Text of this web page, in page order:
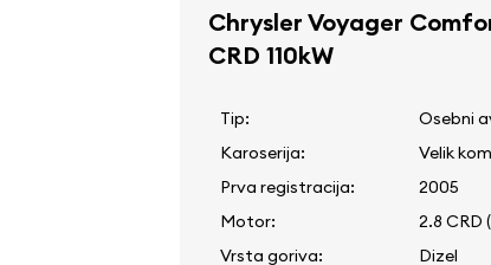
Chrysler Voyager
CRD 110kW
Tip:
Osebni
Karoserija:
Velik
Prva registracija:
2005
Motor:
2.8 CRD
Vrsta goriva:
Dizel